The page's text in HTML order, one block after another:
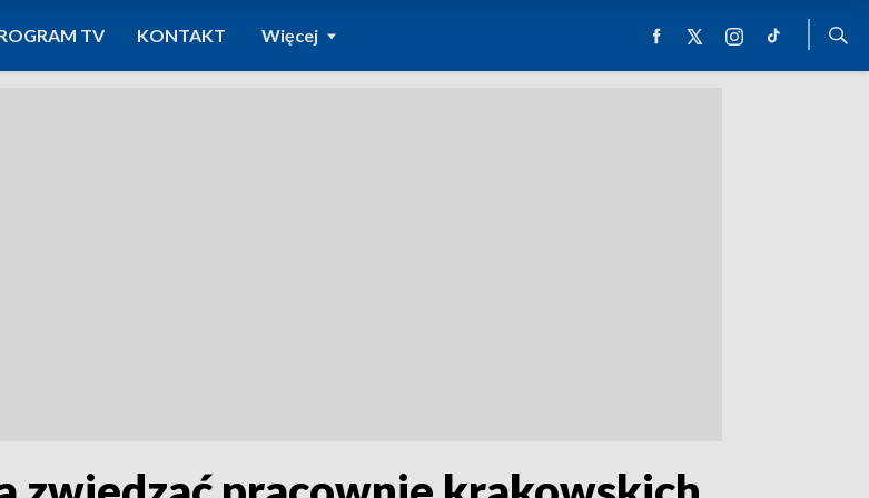
TV KONTAKT Więcej